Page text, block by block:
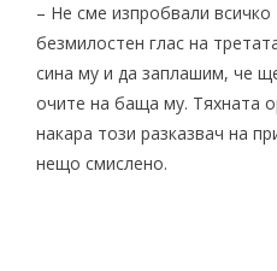
– Не сме изпробвали всичко
безмилостен глас на
сина му и да заплашим, че
очите на баща му. Тяхната
накара този разказвач на
нещо смислено.